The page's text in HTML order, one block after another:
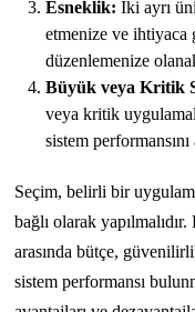
Esneklik: İki ayrı
etmenize ve ihtiyaca
düzenlemenize
Büyük veya Kritik
veya kritik
sistem performansını
Seçim, belirli bir
bağlı olarak
arasında bütçe,
sistem performansı